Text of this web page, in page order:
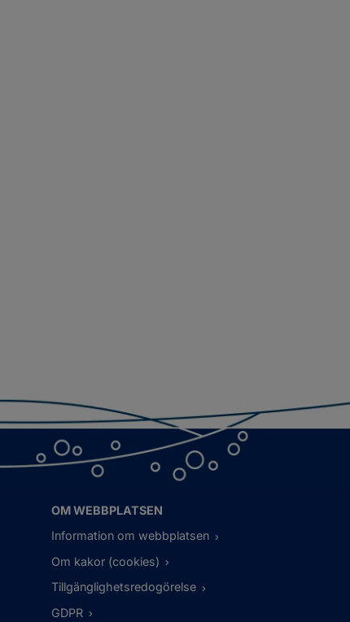
OM WEBBPLATSEN
Information om webbplatsen
Om kakor (cookies)
Tillgänglighetsredogörelse
GDPR